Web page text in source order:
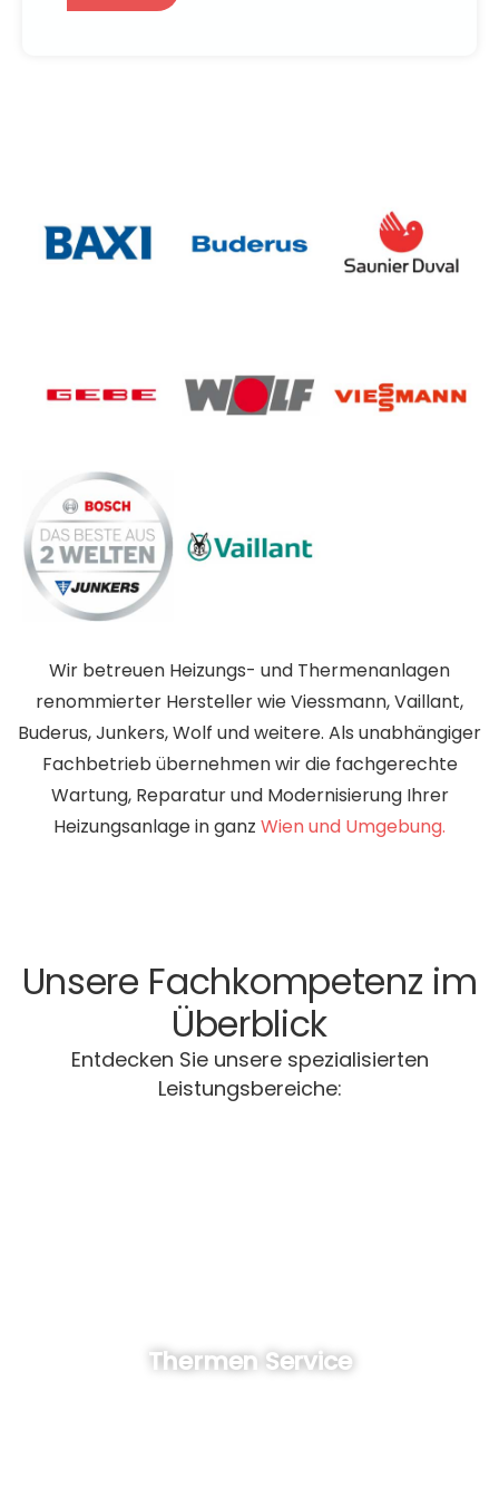
Wir betreuen Heizungs- und Thermenanlagen
renommierter Hersteller wie Viessmann, Vaillant,
Buderus, Junkers, Wolf und weitere. Als unabhängiger
Fachbetrieb übernehmen wir die fachgerechte
Wartung, Reparatur und Modernisierung Ihrer
Heizungsanlage in ganz Wien und Umgebung.
Unsere Fachkompetenz im
Überblick
Entdecken Sie unsere spezialisierten
Leistungsbereiche:
Thermen Service